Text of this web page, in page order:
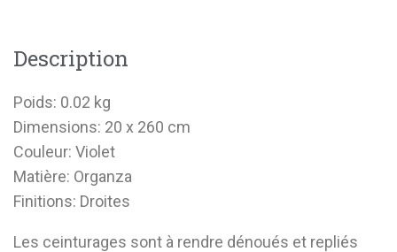
Description
Poids: 0.02 kg
Dimensions: 20 x 260 cm
Couleur: Violet
Matière: Organza
Finitions: Droites
Les ceinturages sont à rendre dénoués et repliés